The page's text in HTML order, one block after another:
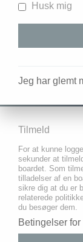
Husk mig
Jeg har glemt
Tilmeld
For at kunne
sekunder at
boardet. Som
tilladelser af en
sikre dig at du er
relaterede
du besøger dem.
Betingelser for